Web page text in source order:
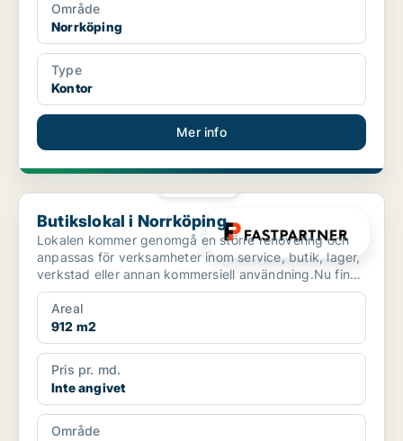
Område
Norrköping
Type
Kontor
Mer info
Butikslokal i Norrköping
Butikslokal i Norrköping
Lokalen kommer genomgå en större renovering och
anpassas för verksamheter inom service, butik, lager,
verkstad eller annan kommersiell användning.Nu finns
mö...
Areal
912 m2
Pris pr. md.
Inte angivet
Område